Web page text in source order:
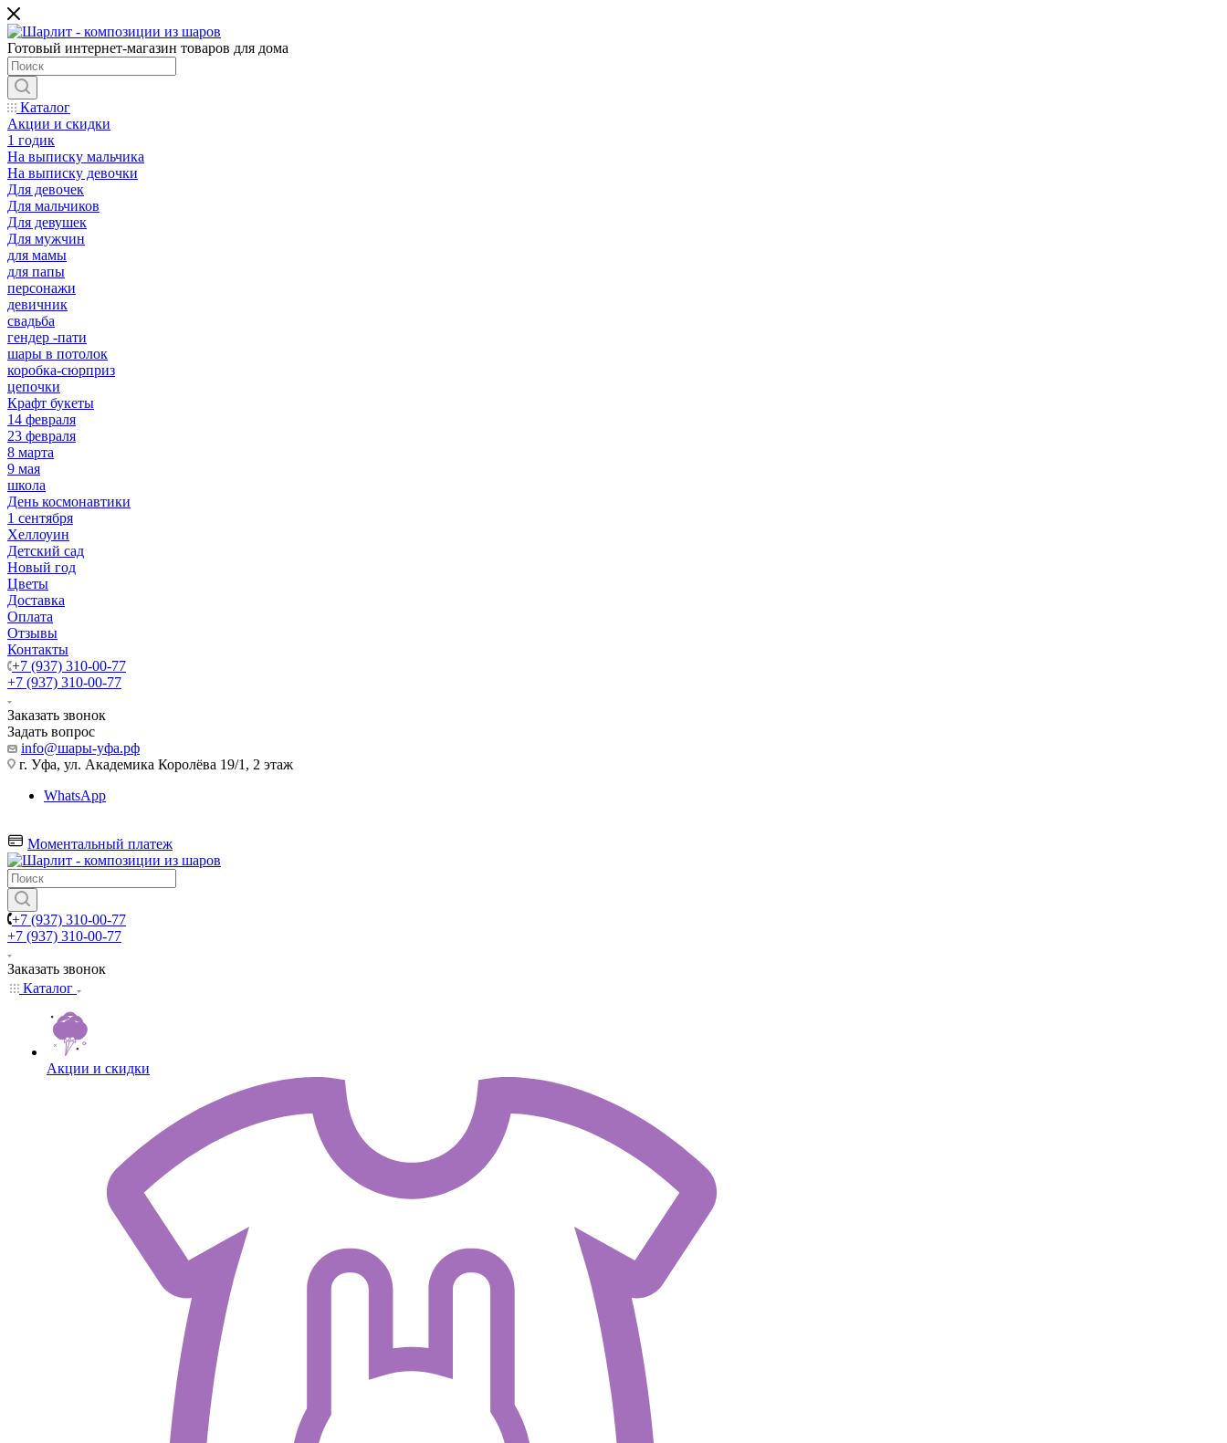
Готовый интернет-магазин товаров для дома
Каталог
Акции и скидки
1 годик
На выписку мальчика
На выписку девочки
Для девочек
Для мальчиков
Для девушек
Для мужчин
для мамы
для папы
персонажи
девичник
свадьба
гендер -пати
шары в потолок
коробка-сюрприз
цепочки
Крафт букеты
14 февраля
23 февраля
8 марта
9 мая
школа
День космонавтики
1 сентября
Хеллоуин
Детский сад
Новый год
Цветы
Доставка
Оплата
Отзывы
Контакты
+7 (937) 310-00-77
+7 (937) 310-00-77
Заказать звонок
Задать вопрос
info@шары-уфа.рф
г. Уфа, ул. Академика Королёва 19/1, 2 этаж
WhatsApp
Моментальный платеж
+7 (937) 310-00-77
+7 (937) 310-00-77
Заказать звонок
Каталог
Акции и скидки